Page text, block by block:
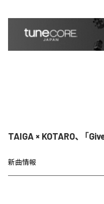
TAIGA × KOTARO、「
新曲情報